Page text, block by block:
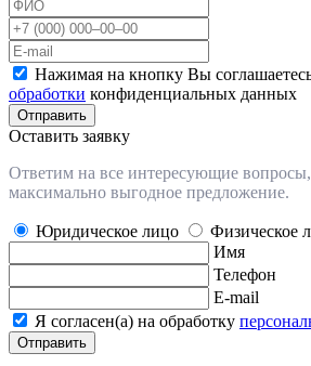
Нажимая на кнопку Вы
обработки конфиденциальных данных
Отправить
Оставить заявку
Ответим на все интересующие
максимально выгодное предложение.
Юридическое лицо
Физическое
Имя
Телефон
E-mail
Я согласен(а) на обработку
Отправить